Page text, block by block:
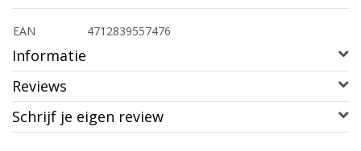
EAN 4712839557476
Informatie
Reviews
Schrijf je eigen review